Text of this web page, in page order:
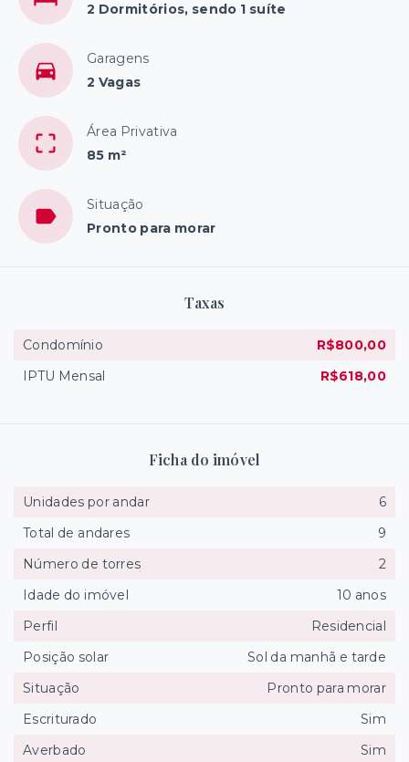
2 Dormitórios, sendo 1 suíte
Garagens
2 Vagas
Área Privativa
85 m²
Situação
Pronto para morar
Taxas
Condomínio
R$800,00
IPTU Mensal
R$618,00
Ficha do imóvel
Unidades por andar
6
Total de andares
9
Número de torres
2
Idade do imóvel
10 anos
Perfil
Residencial
Posição solar
Sol da manhã e tarde
Situação
Pronto para morar
Escriturado
Sim
Averbado
Sim